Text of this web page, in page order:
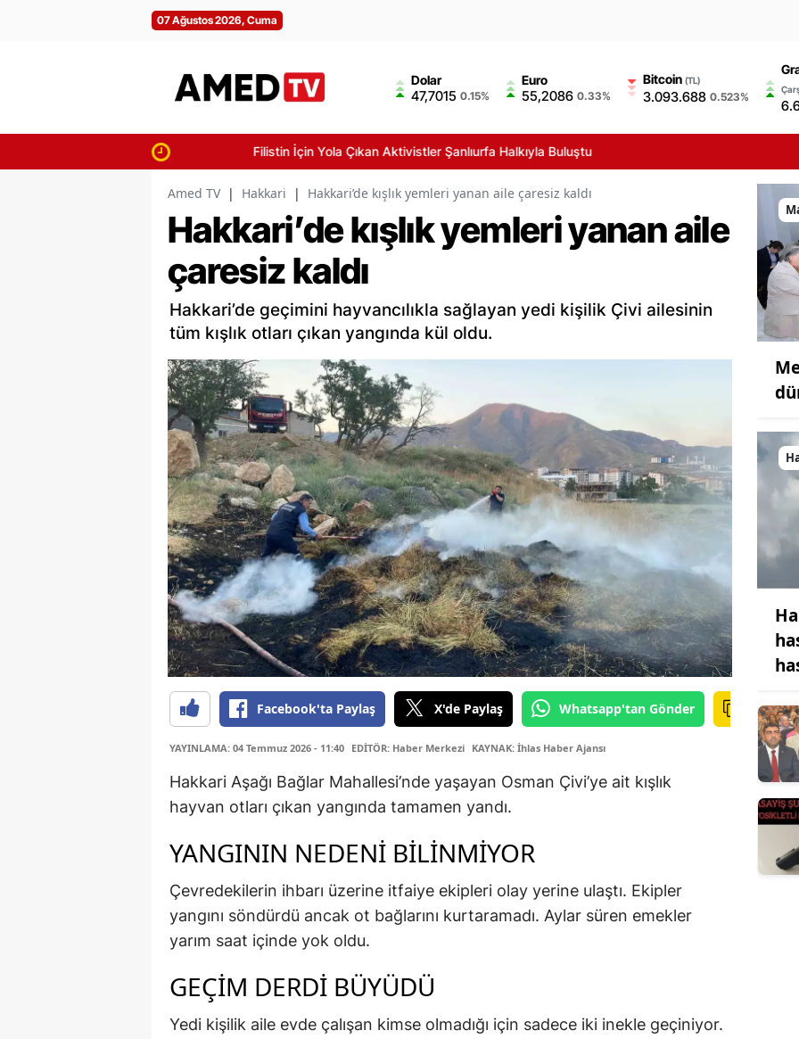
07 Ağustos 2026, Cuma
Dolar
47,7015 0.15%
Euro
55,2086 0.33%
Bitcoin (TL)
3.093.688 0.523%
Filistin İçin Yola Çıkan Aktivistler Şanlıurfa Halkıyla Buluştu
Amed TV | Hakkari | Hakkari’de kışlık yemleri yanan aile çaresiz kaldı
Hakkari’de kışlık yemleri yanan aile
çaresiz kaldı
Hakkari’de geçimini hayvancılıkla sağlayan yedi kişilik Çivi ailesinin
tüm kışlık otları çıkan yangında kül oldu.
Facebook'ta Paylaş X'de Paylaş Whatsapp'tan Gönder
YAYINLAMA: 04 Temmuz 2026 - 11:40 EDİTÖR: Haber Merkezi KAYNAK: İhlas Haber Ajansı
Hakkari Aşağı Bağlar Mahallesi’nde yaşayan Osman Çivi’ye ait kışlık
hayvan otları çıkan yangında tamamen yandı.
YANGININ NEDENİ BİLİNMİYOR
Çevredekilerin ihbarı üzerine itfaiye ekipleri olay yerine ulaştı. Ekipler
yangını söndürdü ancak ot bağlarını kurtaramadı. Aylar süren emekler
yarım saat içinde yok oldu.
GEÇİM DERDİ BÜYÜDÜ
Yedi kişilik aile evde çalışan kimse olmadığı için sadece iki inekle geçiniyor.